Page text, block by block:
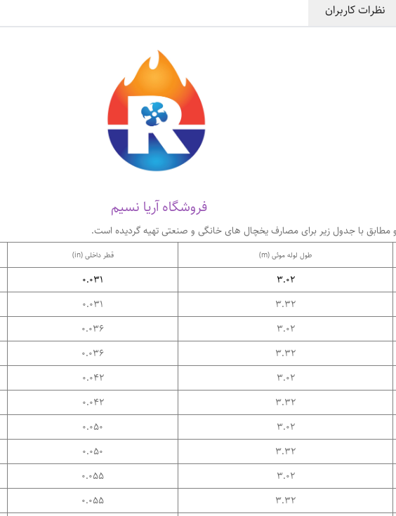
نظرات کاربران
فروشگاه آریا نسیم
و مطابق با جدول زیر برای مصارف یخچال های خانگی و صنعتی تهیه گردیده است.
طول لوله موئی (m) قطر داخلی (in)
3.02
0.031
3.32
0.031
3.02
0.036
3.32
0.036
3.02
0.042
3.32
0.042
3.02
0.050
3.32
0.050
3.02
0.055
3.32
0.055